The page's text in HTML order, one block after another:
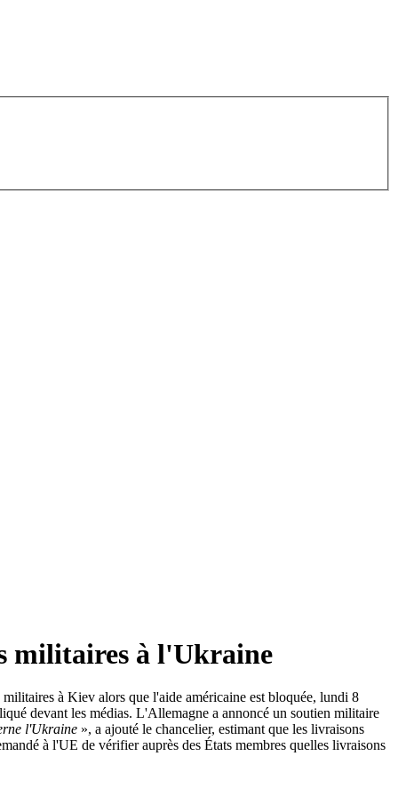
militaires à l'Ukraine
à Kiev alors que l'aide américaine est bloquée, lundi 8
devant les médias. L'Allemagne a annoncé un soutien militaire
l'Ukraine », a ajouté le chancelier, estimant que les livraisons
à l'UE de vérifier auprès des États membres quelles livraisons